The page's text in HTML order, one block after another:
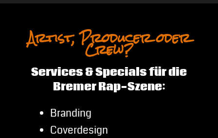
Artist, Producer oder
Crew?
Services & Specials für die
Bremer Rap-Szene:
Branding
Coverdesign